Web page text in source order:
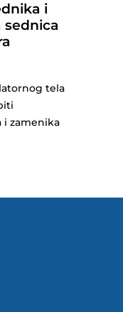
i
tela
i zamenika